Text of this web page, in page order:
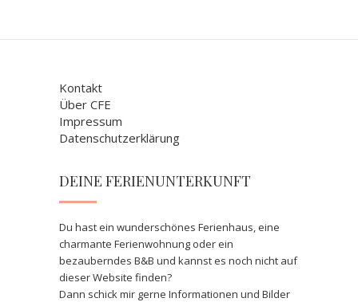
Kontakt
Über CFE
Impressum
Datenschutzerklärung
DEINE FERIENUNTERKUNFT
Du hast ein wunderschönes Ferienhaus, eine
charmante Ferienwohnung oder ein
bezauberndes B&B und kannst es noch nicht auf
dieser Website finden?
Dann schick mir gerne Informationen und Bilder